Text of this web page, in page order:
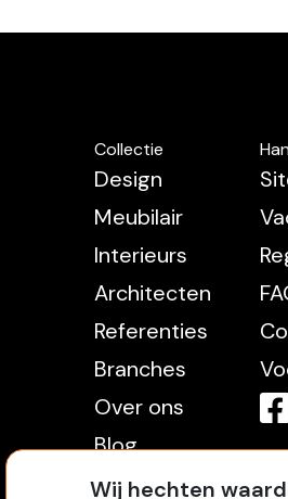
Collectie
Design
Meubilair
Interieurs
Architecten
Referenties
Branches
Over ons
Blog
Contact
Wij hechten